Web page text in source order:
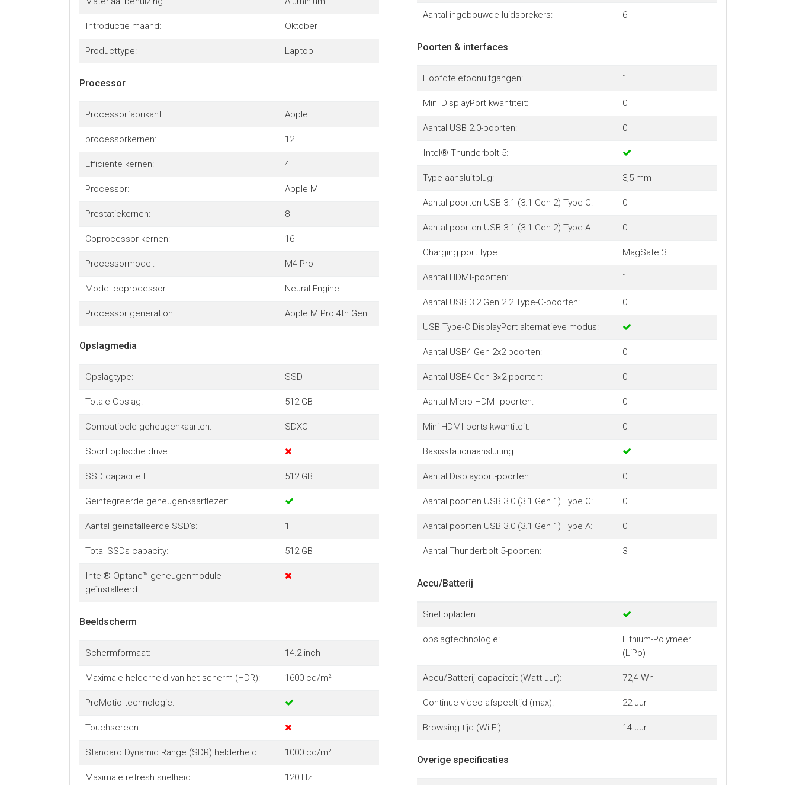
Introductie maand: Oktober
Producttype: Laptop
Processor
Processorfabrikant: Apple
processorkernen: 12
Efficiënte kernen: 4
Processor: Apple M
Prestatiekernen: 8
Coprocessor-kernen: 16
Processormodel: M4 Pro
Model coprocessor: Neural Engine
Processor generation: Apple M Pro 4th Gen
Opslagmedia
Opslagtype: SSD
Totale Opslag: 512 GB
Compatibele geheugenkaarten: SDXC
Soort optische drive:
SSD capaciteit: 512 GB
Geïntegreerde geheugenkaartlezer:
Aantal geïnstalleerde SSD's: 1
Total SSDs capacity: 512 GB
Intel® Optane™-geheugenmodule
geïnstalleerd:
Beeldscherm
Schermformaat: 14.2 inch
Maximale helderheid van het scherm (HDR): 1600 cd/m²
ProMotio-technologie:
Touchscreen:
Standard Dynamic Range (SDR) helderheid: 1000 cd/m²
Maximale refresh snelheid: 120 Hz
Aantal ingebouwde luidsprekers: 6
Poorten & interfaces
Hoofdtelefoonuitgangen: 1
Mini DisplayPort kwantiteit: 0
Aantal USB 2.0-poorten: 0
Intel® Thunderbolt 5:
Type aansluitplug: 3,5 mm
Aantal poorten USB 3.1 (3.1 Gen 2) Type C: 0
Aantal poorten USB 3.1 (3.1 Gen 2) Type A: 0
Charging port type: MagSafe 3
Aantal HDMI-poorten: 1
Aantal USB 3.2 Gen 2.2 Type-C-poorten: 0
USB Type-C DisplayPort alternatieve modus:
Aantal USB4 Gen 2x2 poorten: 0
Aantal USB4 Gen 3×2-poorten: 0
Aantal Micro HDMI poorten: 0
Mini HDMI ports kwantiteit: 0
Basisstationaansluiting:
Aantal Displayport-poorten: 0
Aantal poorten USB 3.0 (3.1 Gen 1) Type C: 0
Aantal poorten USB 3.0 (3.1 Gen 1) Type A: 0
Aantal Thunderbolt 5-poorten: 3
Accu/Batterij
Snel opladen:
opslagtechnologie:
Lithium-Polymeer
(LiPo)
Accu/Batterij capaciteit (Watt uur): 72,4 Wh
Continue video-afspeeltijd (max): 22 uur
Browsing tijd (Wi-Fi): 14 uur
Overige specificaties